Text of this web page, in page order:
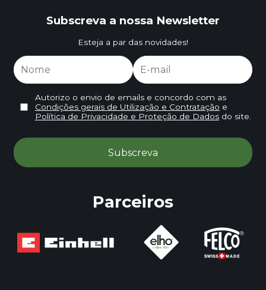
Subscreva a nossa Newsletter
Esteja a par das novidades!
Autorizo o envio de emails e concordo com as
Condições gerais de Utilização e Contratação e
Política de Privacidade e Proteção de Dadosdo site.
Parceiros